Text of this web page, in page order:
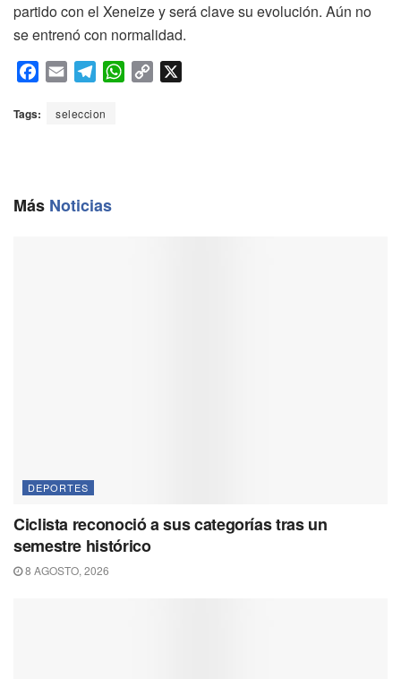
partido con el Xeneize y será clave su evolución. Aún no
se entrenó con normalidad.
c
o
a
l
a
W
Tags: seleccion
Más Noticias
DEPORTES
Ciclista reconoció a sus categorías tras un
semestre histórico
8 AGOSTO, 2026